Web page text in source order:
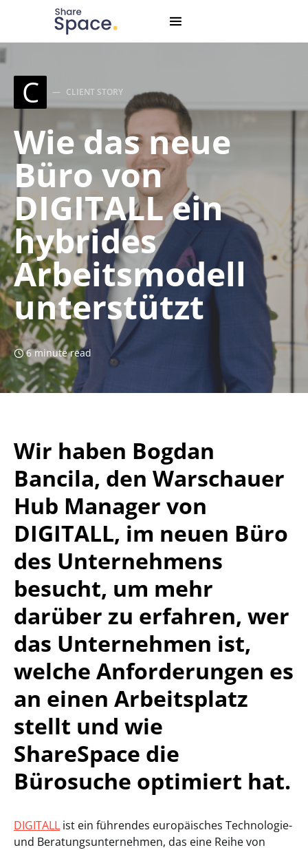
Search for:
When autocomplete results are available use up and
C CLIENT STORY
Wie das neue
Büro von
DIGITALL ein
hybrides
Arbeitsmodell
unterstützt
6 minute read
Wir haben Bogdan
Bancila, den Warschauer
Hub Manager von
DIGITALL, im neuen Büro
des Unternehmens
besucht, um mehr
darüber zu erfahren, wer
das Unternehmen ist,
welche Anforderungen es
an einen Arbeitsplatz
stellt und wie
ShareSpace die
Bürosuche optimiert hat.
DIGITALL ist ein führendes europäisches Technologie-
und Beratungsunternehmen, das eine Reihe von